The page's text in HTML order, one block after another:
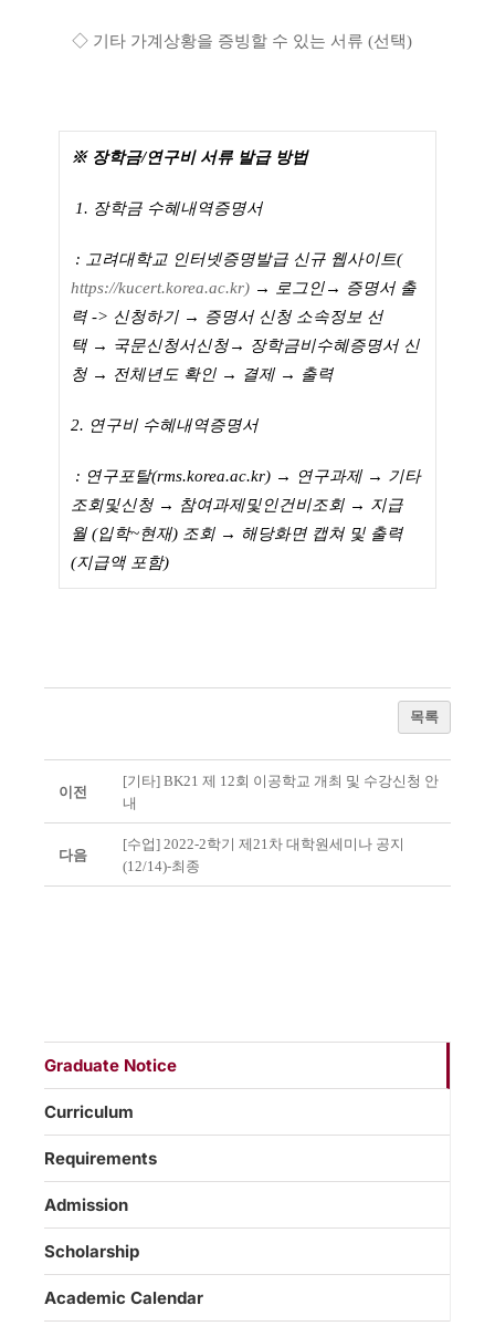
◇ 기타 가계상황을 증빙할 수 있는 서류 (선택)
※ 장학금/연구비 서류 발급 방법
1. 장학금 수혜내역증명서
: 고려대학교 인터넷증명발급 신규 웹사이트(
https://kucert.korea.ac.kr) → 로그인→ 증명서 출
력 -> 신청하기 → 증명서 신청 소속정보 선
택 → 국문신청서신청→ 장학금비수혜증명서 신
청 → 전체년도 확인 → 결제 → 출력
2. 연구비 수혜내역증명서
: 연구포탈(rms.korea.ac.kr) → 연구과제 → 기타
조회및신청 → 참여과제및인건비조회 → 지급
월 (입학~현재) 조회 → 해당화면 캡쳐 및 출력
(지급액 포함)
목록
이전
[기타] BK21 제 12회 이공학교 개최 및 수강신청 안
내
다음
[수업] 2022-2학기 제21차 대학원세미나 공지
(12/14)-최종
Graduate Notice
Curriculum
Requirements
Admission
Scholarship
Academic Calendar